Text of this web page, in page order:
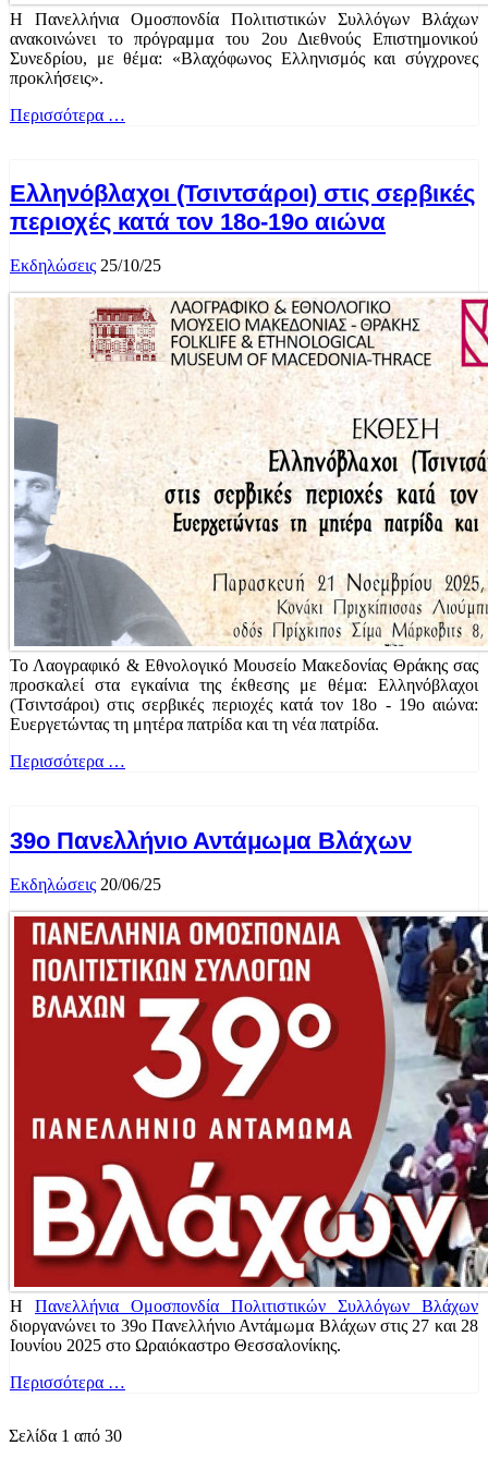
Η Πανελλήνια Ομοσπονδία Πολιτιστικών Συλλόγων Βλάχων
ανακοινώνει το πρόγραμμα του 2ου Διεθνούς Επιστημονικού
Συνεδρίου, με θέμα: «Βλαχόφωνος Ελληνισμός και σύγχρονες
προκλήσεις».
Περισσότερα …
Ελληνόβλαχοι (Τσιντσάροι) στις σερβικές
περιοχές κατά τον 18ο-19ο αιώνα
Εκδηλώσεις 25/10/25
Το Λαογραφικό & Εθνολογικό Μουσείο Μακεδονίας Θράκης σας
προσκαλεί στα εγκαίνια της έκθεσης με θέμα: Ελληνόβλαχοι
(Τσιντσάροι) στις σερβικές περιοχές κατά τον 18ο - 19ο αιώνα:
Ευεργετώντας τη μητέρα πατρίδα και τη νέα πατρίδα.
Περισσότερα …
39ο Πανελλήνιο Αντάμωμα Βλάχων
Εκδηλώσεις 20/06/25
Η Πανελλήνια Ομοσπονδία Πολιτιστικών Συλλόγων Βλάχων
διοργανώνει το 39ο Πανελλήνιο Αντάμωμα Βλάχων στις 27 και 28
Ιουνίου 2025 στο Ωραιόκαστρο Θεσσαλονίκης.
Περισσότερα …
Σελίδα 1 από 30